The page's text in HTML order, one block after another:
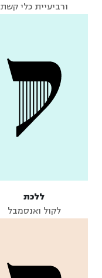
ורביעיית כלי קשת
ללכת
לקול ואנסמבל